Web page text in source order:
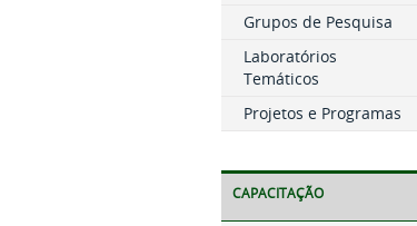
Grupos de Pesquisa
Laboratórios
Temáticos
Projetos e Programas
CAPACITAÇÃO